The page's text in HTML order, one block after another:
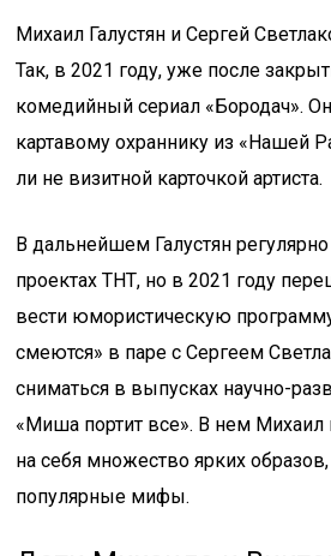
Михаил Галустян и Сергей
Так, в 2021 году, уже после
комедийный сериал «Бородач».
картавому охраннику из «Нашей
ли не визитной карточкой артиста.
В дальнейшем Галустян
проектах ТНТ, но в 2021 году
вести юмористическую
смеются» в паре с Сергеем
сниматься в выпусках научно-
«Миша портит все». В нем Михаил
на себя множество ярких
популярные мифы.